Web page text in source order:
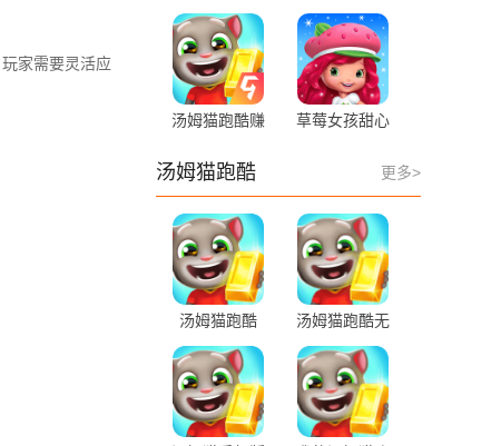
家需要灵活应
4.6.0 官方版
2.9.5 官方版
汤姆猫跑酷赚
最新版
草莓女孩甜心
更多>
汤姆猫跑酷
汤姆猫跑酷
6.4.0.877 安卓
版
汤姆猫跑酷无
限金币钻石鞭
炮
26.2.2.16362
安卓版